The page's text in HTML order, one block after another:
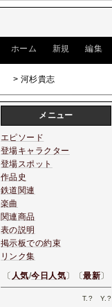
ホーム 新規 編集
> 河杉貴志
メニュー
エピソード
登場キャラクター
登場スポット
作品史
鉄道関連
楽曲
関連商品
表の説明
掲示板での約束
リンク集
〔 人気/今日人気〕〔最新〕
T. ? Y. ?